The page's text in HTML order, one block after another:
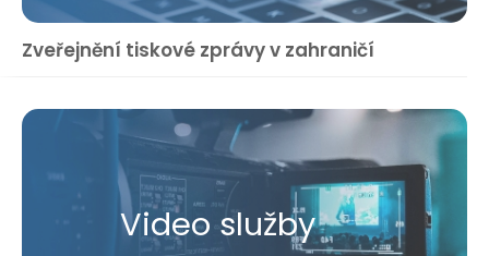
Zveřejnění tiskové zprávy v zahraničí
Video služby